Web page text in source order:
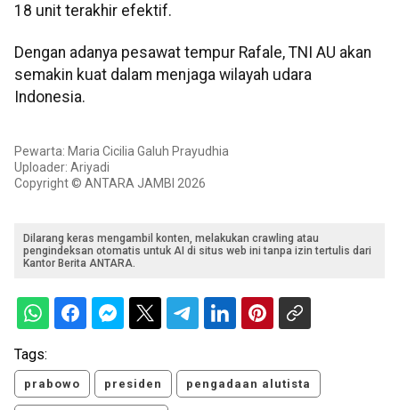
18 unit terakhir efektif.
Dengan adanya pesawat tempur Rafale, TNI AU akan
semakin kuat dalam menjaga wilayah udara
Indonesia.
Pewarta: Maria Cicilia Galuh Prayudhia
Uploader: Ariyadi
Copyright © ANTARA JAMBI 2026
Dilarang keras mengambil konten, melakukan crawling atau
pengindeksan otomatis untuk AI di situs web ini tanpa izin tertulis dari
Kantor Berita ANTARA.
Tags:
prabowo presiden pengadaan alutista